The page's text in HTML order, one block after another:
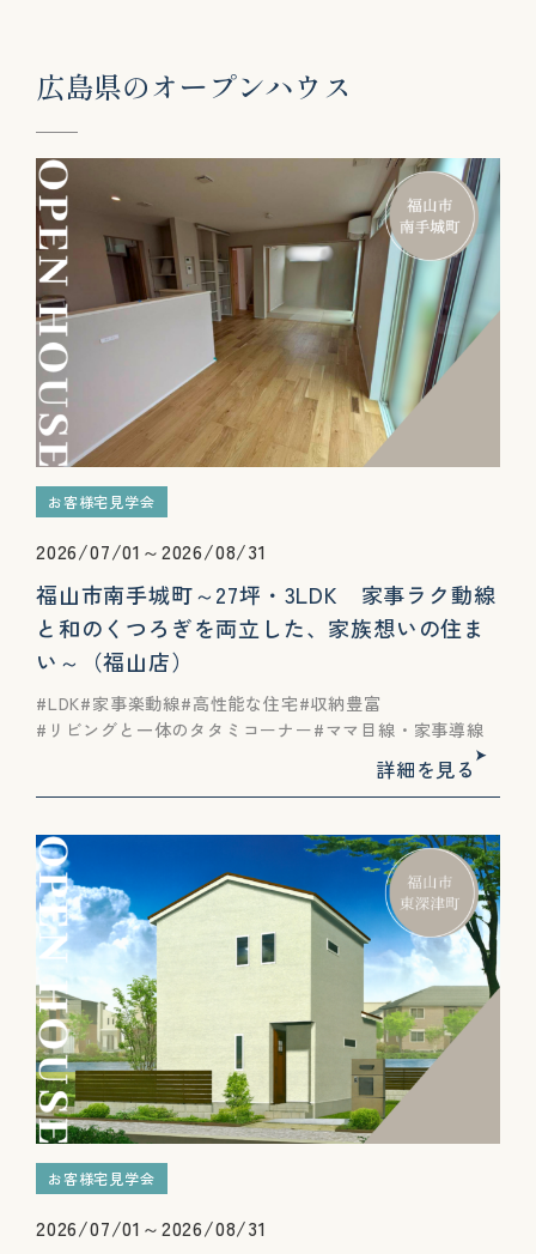
広島県のオープンハウ ス
お客様宅見学会
2026/07/01～2026/08/31
福山市南手城町～27坪・3LDK 家事ラク動線
と和のくつろぎを両立した、家族想いの住ま
い～（福山店）
LDK 家事楽動線 高性能な住宅 収納豊富
リビングと一体のタタミコーナー
ママ目線・家事導線
詳細を見る
お客様宅見学会
2026/07/01～2026/08/31